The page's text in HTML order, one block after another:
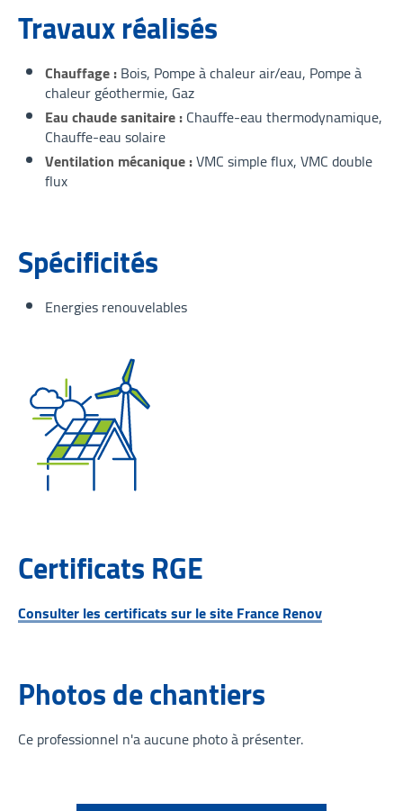
Travaux réalisés
Chauffage Bois Pompe à chaleur air/eau Pompe à
chaleur géothermie Gaz
Eau chaude sanitaire Chauffe-eau thermodynamique
Chauffe-eau solaire
Ventilation mécanique VMC simple flux VMC double
flux
Spécificités
Energies renouvelables
Certificats RGE
Consulter les certificats sur le site France Renov
Photos de chantiers
Ce professionnel n'a aucune photo à présenter.